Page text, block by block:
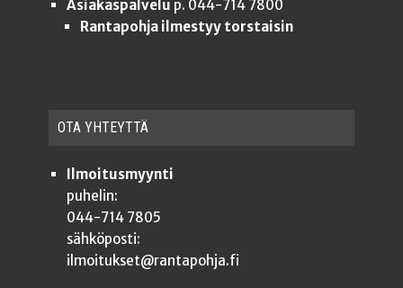
Asiakaspalvelu p. 044-714 7800
Rantapohja ilmestyy torstaisin
OTA YHTEYT­TÄ
Ilmoitusmyynti
puhelin:
044-714 7805
sähköposti:
ilmoitukset@rantapohja.fi